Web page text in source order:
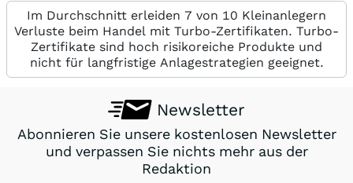
Im Durchschnitt erleiden 7 von 10 Kleinanlegern
Verluste beim Handel mit Turbo-Zertifikaten. Turbo-
Zertifikate sind hoch risikoreiche Produkte und
nicht für langfristige Anlagestrategien geeignet.
Newsletter
Abonnieren Sie unsere kostenlosen Newsletter
und verpassen Sie nichts mehr aus der
Redaktion